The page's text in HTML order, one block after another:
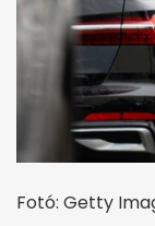
Fotó: Getty